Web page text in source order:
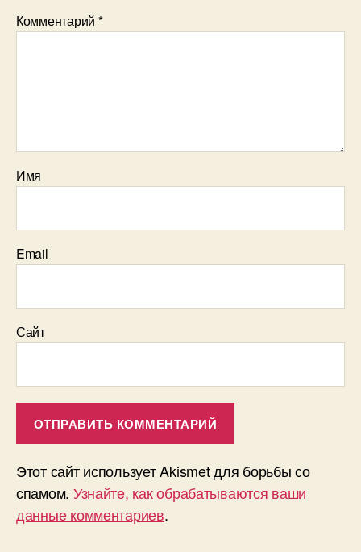
Комментарий *
Имя
Email
Сайт
Этот сайт использует Akismet для борьбы со
спамом. Узнайте, как обрабатываются ваши
данные комментариев.